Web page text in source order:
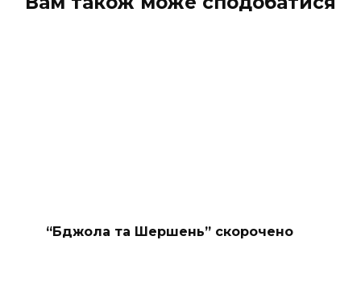
“Бджола та Шершень” скорочено